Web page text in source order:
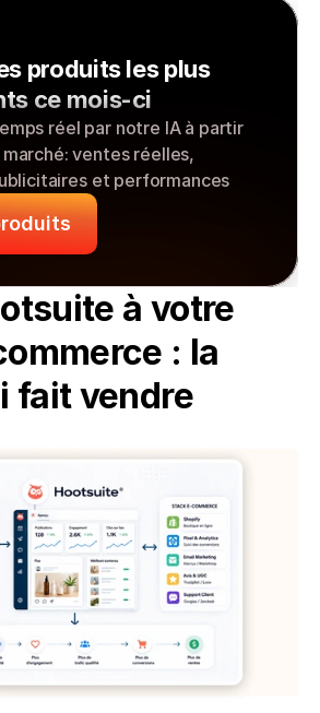
produits les plus
ce mois-ci
réel par notre IA à partir
ventes réelles,
et performances
à votre
: la
fait vendre